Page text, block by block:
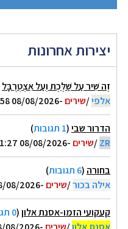
יצירות אחרונות
זֶה שִׁיר עַל שַׁלֶּכֶת וְעַל אִצְטְרֻבָּל
אלפי/שירים -08/08/2026 12:58
הדרור שבי(1 תגובות
)
ZR
/שירים -08/08/2026 11:27
בחורה (6 תגובות
)
אילה בכור/שירים -08/08/2026 08:35
קעקועי הזמו-אסנת אלון(0 תגובות